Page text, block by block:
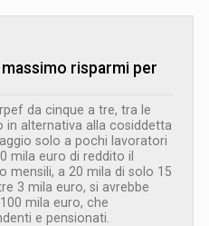
risparmi per
da cinque a tre, tra le
in alternativa alla cosiddetta
solo a pochi lavoratori
mila euro di reddito il
mensili, a 20 mila di solo 15
3 mila euro, si avrebbe
mila euro, che
e pensionati.